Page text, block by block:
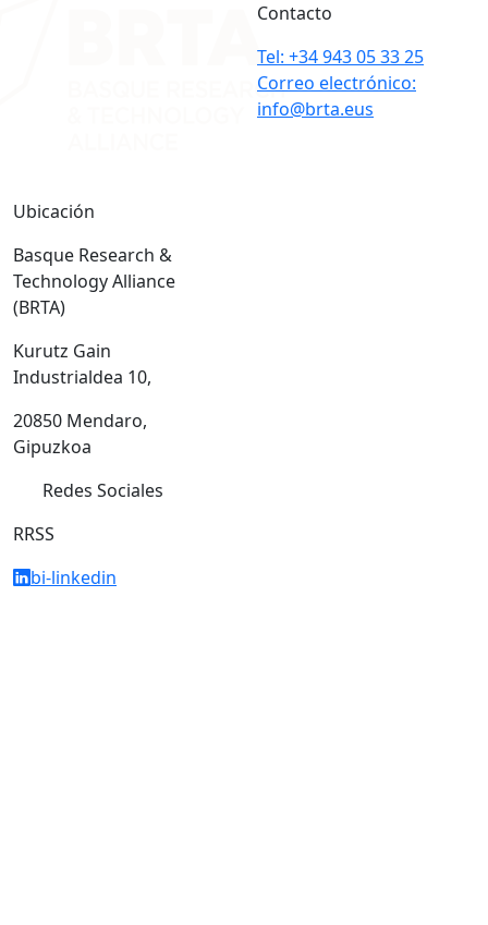
Ubicación
Basque Research &
Technology Alliance
(BRTA)
Kurutz Gain
Industrialdea 10,
20850 Mendaro,
Gipuzkoa
Contacto
Tel: +34 943 05 33 25
Correo electrónico:
info@brta.eus
Redes Sociales
RRSS
bi-linkedin